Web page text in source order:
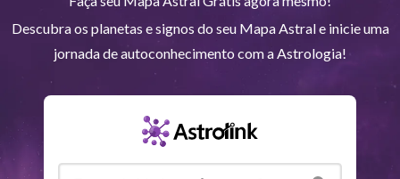
Saturno Ari 14° 36
Descubra os planetas e signos do seu Mapa Astral e inicie uma
jornada de autoconhecimento com a Astrologia!